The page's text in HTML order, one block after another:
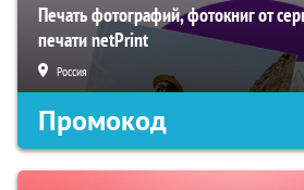
Печать фотографий, фотокниг от
печати netPrint
Россия
Промокод